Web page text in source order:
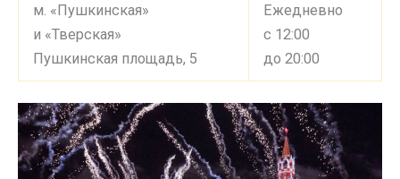
м. «Пушкинская»
и «Тверская»
Пушкинская площадь, 5
Ежедневно
с 12:00
до 20:00